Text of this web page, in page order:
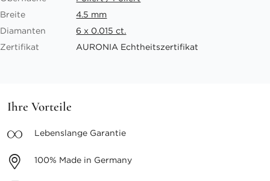
Breite
4.5 mm
Diamanten
6 x 0.015 ct.
Zertifikat
AURONIA Echtheitszertifikat
Ihre Vorteile
Lebenslange Garantie
100% Made in Germany